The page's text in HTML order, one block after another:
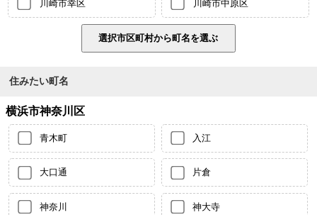
川崎市幸区 川崎市中原区
住みたい町名
横浜市神奈川区
青木町 入江
大口通 片倉
神奈川 神大寺